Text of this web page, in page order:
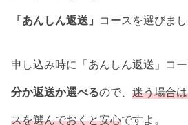
「あんしん返送」 コースを選びまし
申し込み時に「あんしん返送」コ
分か返送か選べるので、 迷う場合
スを選んでおくと安心ですよ。